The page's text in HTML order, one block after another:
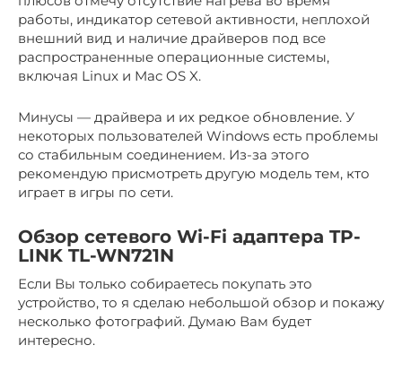
работы, индикатор сетевой активности, неплохой
внешний вид и наличие драйверов под все
распространенные операционные системы,
включая Linux и Mac OS X.
Минусы — драйвера и их редкое обновление. У
некоторых пользователей Windows есть проблемы
со стабильным соединением. Из-за этого
рекомендую присмотреть другую модель тем, кто
играет в игры по сети.
Обзор сетевого Wi-Fi адаптера TP-
LINK TL-WN721N
Если Вы только собираетесь покупать это
устройство, то я сделаю небольшой обзор и покажу
несколько фотографий. Думаю Вам будет
интересно.